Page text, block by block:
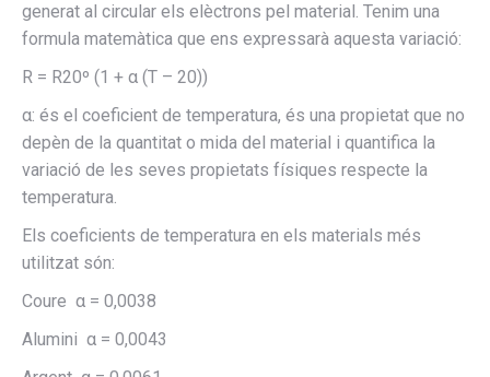
generat al circular els elèctrons pel material. Tenim una
formula matemàtica que ens expressarà aquesta variació:
R = R20º (1 + α (T – 20))
α: és el coeficient de temperatura, és una propietat que no
depèn de la quantitat o mida del material i quantifica la
variació de les seves propietats físiques respecte la
temperatura.
Els coeficients de temperatura en els materials més
utilitzat són:
Coure α = 0,0038
Alumini α = 0,0043